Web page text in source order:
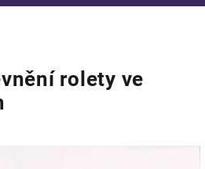
rolety ve